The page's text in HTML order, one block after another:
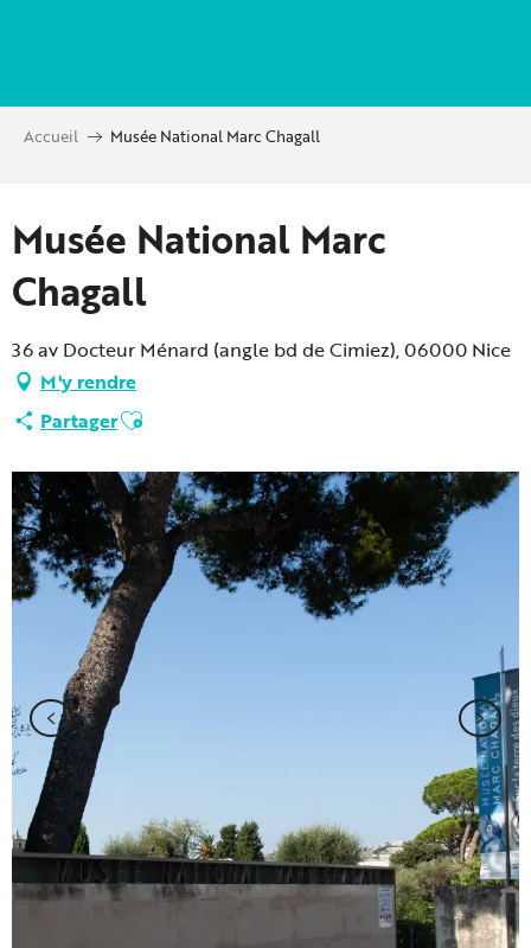
principal
Accueil Musée National Marc Chagall
Musée National Marc
Chagall
36 av Docteur Ménard (angle bd de Cimiez), 06000 Nice
M'y rendre
PartagerAjouter aux favoris